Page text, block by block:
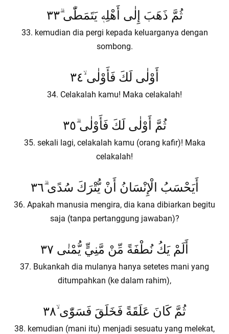
ثُمَّ ذَهَبَ إِلٰى أَهْلِهٖ يَتَمَطّٰى ۗ٣٣
33. kemudian dia pergi kepada keluarganya dengan
sombong.
أَوْلٰى لَكَ فَأَوْلٰى ۙ٣٤
34. Celakalah kamu! Maka celakalah!
ثُمَّ أَوْلٰى لَكَ فَأَوْلٰى ۗ٣٥
35. sekali lagi, celakalah kamu (orang kafir)! Maka
celakalah!
أَيَحْسَبُ الْإِنْسَانُ أَنْ يُّتْرَكَ سُدًى ۗ٣٦
36. Apakah manusia mengira, dia kana dibiarkan begitu
saja (tanpa pertanggung jawaban)?
أَلَمْ يَكُ نُطْفَةً مِّنْ مَّنِيٍّ يُّمْنٰى ٣٧
37. Bukankah dia mulanya hanya setetes mani yang
ditumpahkan (ke dalam rahim),
ثُمَّ كَانَ عَلَقَةً فَخَلَقَ فَسَوّٰى ۙ٣٨
38. kemudian (mani itu) menjadi sesuatu yang melekat,